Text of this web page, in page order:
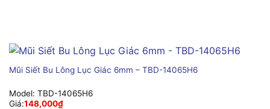
Mũi Siết Bu Lông Lục Giác 6mm – TBD-14065H6
Model: TBD-14065H6
Giá:148,000₫